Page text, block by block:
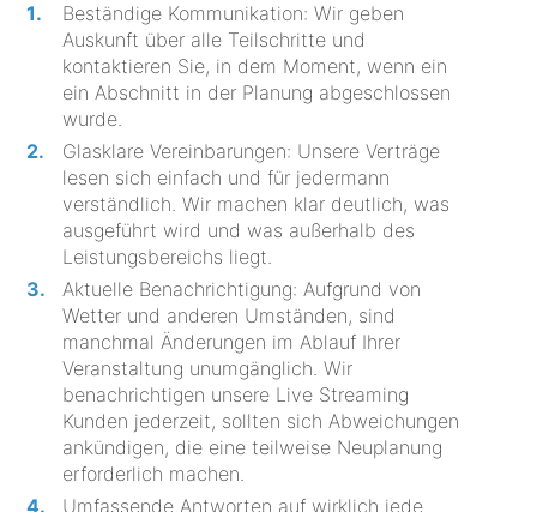
Beständige Kommunikation: Wir geben
Auskunft über alle Teilschritte und
kontaktieren Sie, in dem Moment, wenn ein
ein Abschnitt in der Planung abgeschlossen
wurde.
Glasklare Vereinbarungen: Unsere Verträge
lesen sich einfach und für jedermann
verständlich. Wir machen klar deutlich, was
ausgeführt wird und was außerhalb des
Leistungsbereichs liegt.
Aktuelle Benachrichtigung: Aufgrund von
Wetter und anderen Umständen, sind
manchmal Änderungen im Ablauf Ihrer
Veranstaltung unumgänglich. Wir
benachrichtigen unsere Live Streaming
Kunden jederzeit, sollten sich Abweichungen
ankündigen, die eine teilweise Neuplanung
erforderlich machen.
Umfassende Antworten auf wirklich jede